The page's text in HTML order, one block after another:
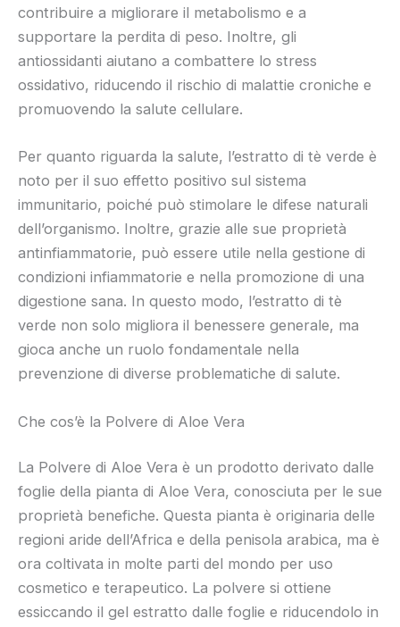
contribuire a migliorare il metabolismo e a
supportare la perdita di peso. Inoltre, gli
antiossidanti aiutano a combattere lo stress
ossidativo, riducendo il rischio di malattie croniche e
promuovendo la salute cellulare.
Per quanto riguarda la salute, l’estratto di tè verde è
noto per il suo effetto positivo sul sistema
immunitario, poiché può stimolare le difese naturali
dell’organismo. Inoltre, grazie alle sue proprietà
antinfiammatorie, può essere utile nella gestione di
condizioni infiammatorie e nella promozione di una
digestione sana. In questo modo, l’estratto di tè
verde non solo migliora il benessere generale, ma
gioca anche un ruolo fondamentale nella
prevenzione di diverse problematiche di salute.
Che cos’è la Polvere di Aloe Vera
La Polvere di Aloe Vera è un prodotto derivato dalle
foglie della pianta di Aloe Vera, conosciuta per le sue
proprietà benefiche. Questa pianta è originaria delle
regioni aride dell’Africa e della penisola arabica, ma è
ora coltivata in molte parti del mondo per uso
cosmetico e terapeutico. La polvere si ottiene
essiccando il gel estratto dalle foglie e riducendolo in